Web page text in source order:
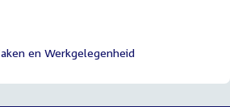
en Werkgelegenheid